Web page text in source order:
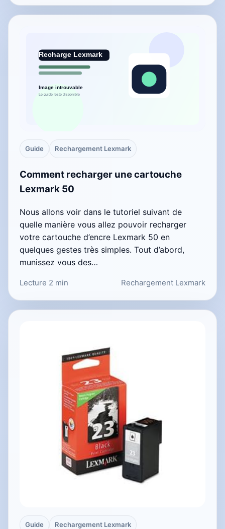
Guide Rechargement Lexmark
Comment recharger une cartouche
Lexmark 50
Nous allons voir dans le tutoriel suivant de
quelle manière vous allez pouvoir recharger
votre cartouche d’encre Lexmark 50 en
quelques gestes très simples. Tout d’abord,
munissez vous des…
Lecture 2 min Rechargement Lexmark
Guide Rechargement Lexmark